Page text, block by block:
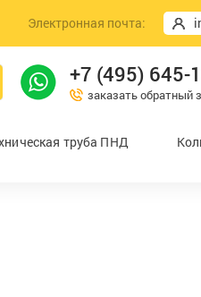
Электронная почта:
+7 (495) 645-
заказать обратный
труба ПНД